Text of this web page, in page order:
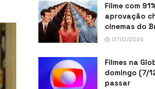
Filme com
aprovação
cinemas do
07/12/2025
Filmes na
domingo (7/
passar